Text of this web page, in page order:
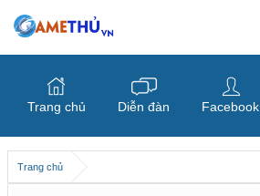
Trang chủ
Trang chủ Diễn đàn Facebook